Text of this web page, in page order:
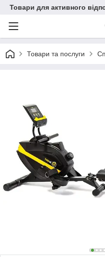
Товари для активного
Товари та послуги